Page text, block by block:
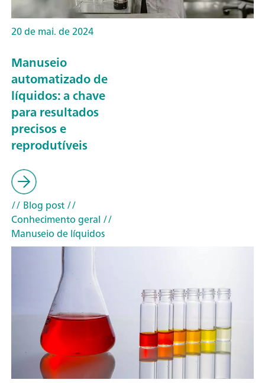
20 de mai. de 2024
Manuseio
automatizado de
líquidos: a chave
para resultados
precisos e
reprodutíveis
// Blog post//
Conhecimento geral //
Manuseio de líquidos